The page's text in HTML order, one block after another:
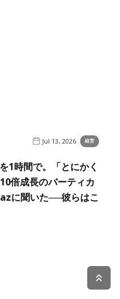
Jul 13, 2026 経営
1時間で。「とにかく
倍成長のバーティカ
に聞いた──彼らはこ